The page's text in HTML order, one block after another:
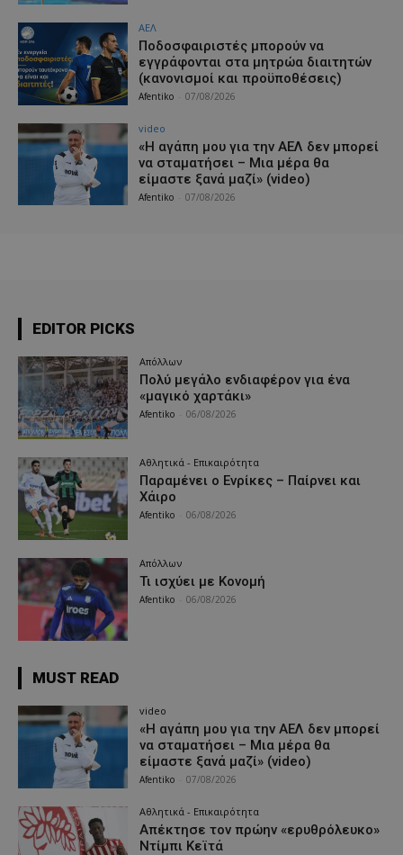
ΑΕΛ
Ποδοσφαιριστές μπορούν να
εγγράφονται στα μητρώα διαιτητών
(κανονισμοί και προϋποθέσεις)
Afentiko 07/08/2026
video
«Η αγάπη μου για την ΑΕΛ δεν μπορεί
να σταματήσει – Μια μέρα θα
είμαστε ξανά μαζί» (video)
Afentiko 07/08/2026
EDITOR PICKS
Απόλλων
Πολύ μεγάλο ενδιαφέρον για ένα
«μαγικό χαρτάκι»
Afentiko 06/08/2026
Αθλητικά - Επικαιρότητα
Παραμένει ο Ενρίκες – Παίρνει και
Χάιρο
Afentiko 06/08/2026
Απόλλων
Τι ισχύει με Κονομή
Afentiko 06/08/2026
MUST READ
video
«Η αγάπη μου για την ΑΕΛ δεν μπορεί
να σταματήσει – Μια μέρα θα
είμαστε ξανά μαζί» (video)
Afentiko 07/08/2026
Αθλητικά - Επικαιρότητα
Απέκτησε τον πρώην «ερυθρόλευκο»
Ντίμπι Κεϊτά